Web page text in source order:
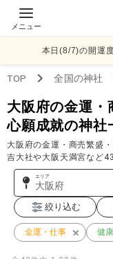
メニュー
本日(8/7)の開運
TOP 全国の神社
大阪府の金運・
心願成就の神社
大阪府の金運・商売繁盛
吉大社や大阪天満宮など
エリア
大阪府
絞り込む
金運・仕事 健